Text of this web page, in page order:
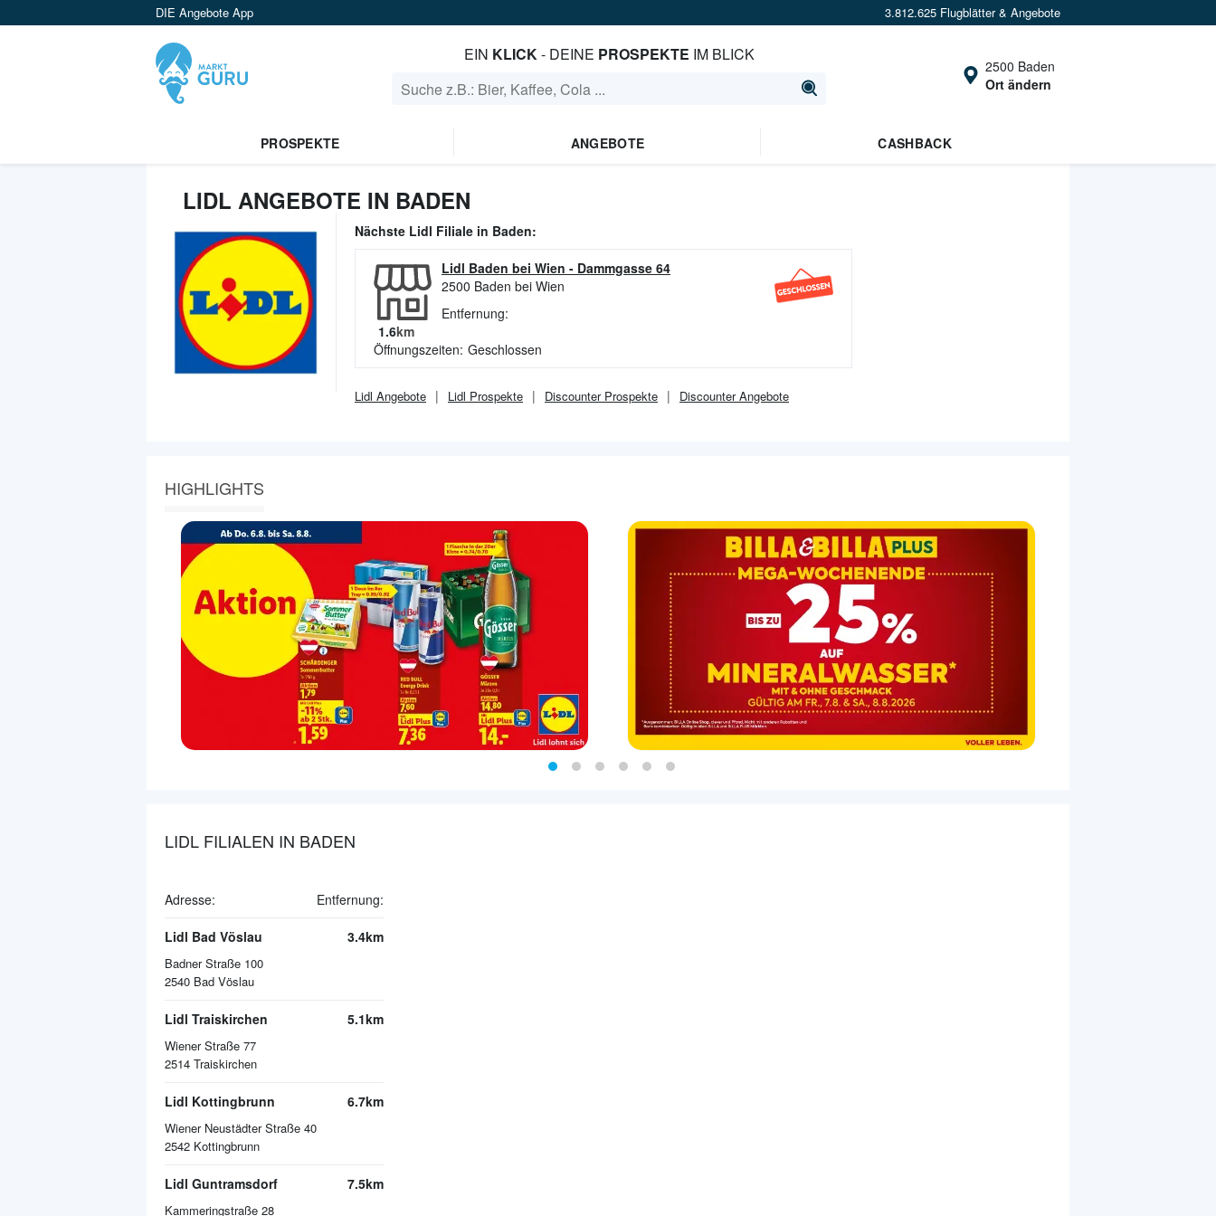
DIE Angebote App 3.812.625 Flugblätter & Angebote
EIN KLICK- DEINE PROSPEKTE IM BLICK
2500 Baden
Ort ändern
PROSPEKTE ANGEBOTE CASHBACK
LIDL ANGEBOTE IN BADEN
Nächste Lidl Filiale in Baden:
Lidl Baden bei Wien - Dammgasse 64
2500 Baden bei Wien
Entfernung:
1.6km
Öffnungszeiten: Geschlossen
Lidl Angebote Lidl Prospekte DiscounterProspekte DiscounterAngebote
HIGHLIGHTS
LIDL FILIALEN IN BADEN
Adresse: Entfernung:
Lidl Bad Vöslau
Badner Straße 100
2540 Bad Vöslau
3.4km
Lidl Traiskirchen
Wiener Straße 77
2514 Traiskirchen
5.1km
Lidl Kottingbrunn
Wiener Neustädter Straße 40
2542 Kottingbrunn
6.7km
Lidl Guntramsdorf
Kammeringstraße 28
7.5km